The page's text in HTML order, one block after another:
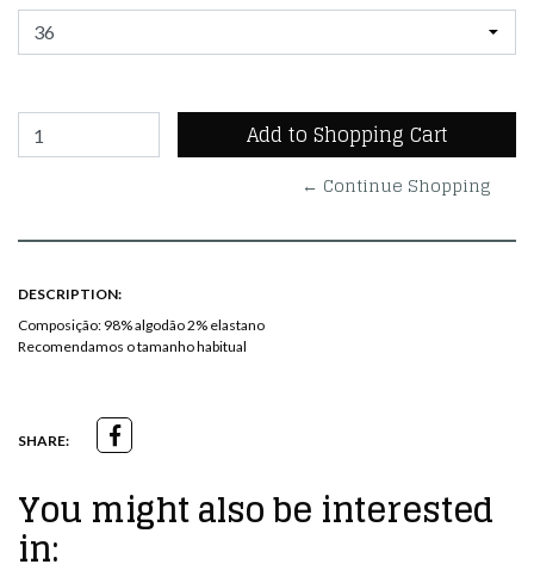
← Continue Shopping
DESCRIPTION:
Composição: 98% algodão 2% elastano
Recomendamos o tamanho habitual
SHARE:
You might also be interested
in: